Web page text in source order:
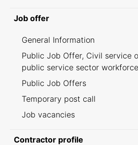
Job offer
General Information
Public Job Offer, Civil service
public service sector workforce
Public Job Offers
Temporary post call
Job vacancies
Contractor profile